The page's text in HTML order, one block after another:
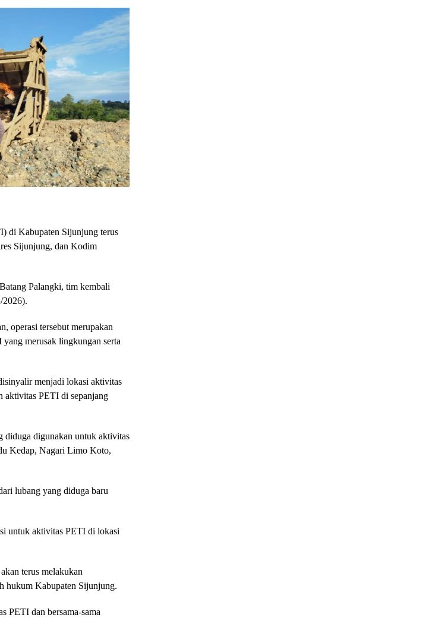
di Kabupaten Sijunjung terus
Sijunjung, dan Kodim
Palangki, tim kembali
2026).
operasi tersebut merupakan
merusak lingkungan serta
menjadi lokasi aktivitas
aktivitas PETI di sepanjang
diduga digunakan untuk aktivitas
Kedap, Nagari Limo Koto,
lubang yang diduga baru
untuk aktivitas PETI di lokasi
terus melakukan
hukum Kabupaten Sijunjung.
PETI dan bersama-sama